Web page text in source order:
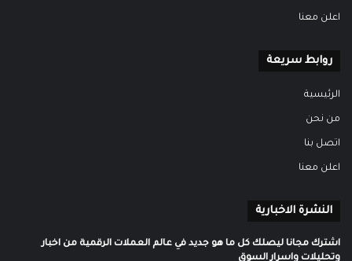
اعلن معنا
روابط سريعة
الرئيسية
من نحن
اتصل بنا
اعلن معنا
النشرة الاخبارية
اشترك مجانا ليصلك كل ما هو جديد في عالم العملات الرقمية من اخبار
وتحليلات واسرار السوق